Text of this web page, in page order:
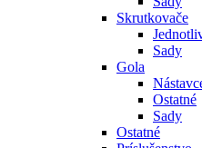
Skrutkovače
Sady
Gola
Ostatné
Sady
Ostatné